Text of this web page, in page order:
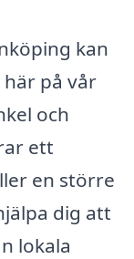
kan
på vår
och
ett
en större
dig att
lokala